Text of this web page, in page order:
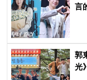
言
郭
光